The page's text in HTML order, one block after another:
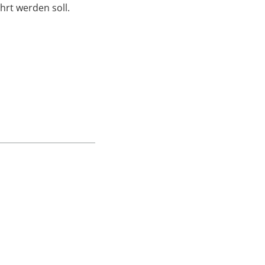
werden soll.